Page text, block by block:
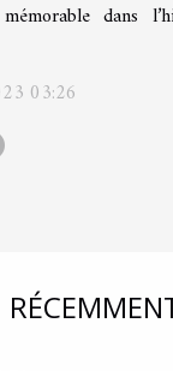
dans
03:26